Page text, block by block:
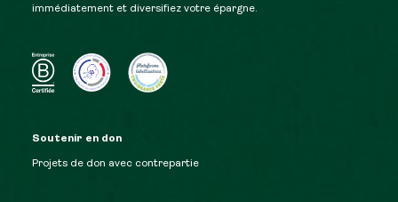
immédiatement et diversifiez votre épargne.
Soutenir en don
Projets de don avec contrepartie